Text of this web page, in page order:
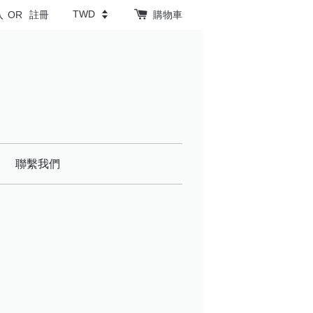
OR 註冊 購物車
聯繫我們